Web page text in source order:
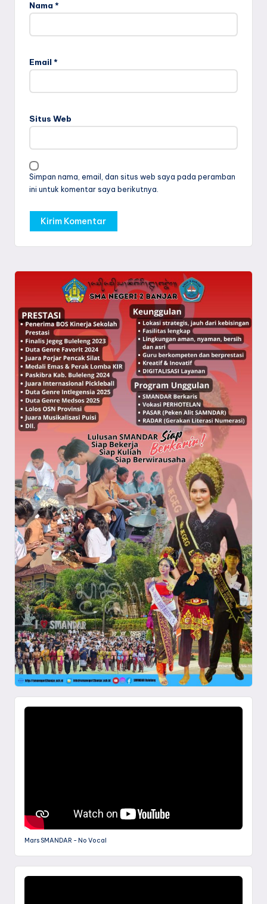
Nama *
Email *
Situs Web
Simpan nama, email, dan situs web saya pada peramban
ini untuk komentar saya berikutnya.
Mars SMANDAR - No Vocal